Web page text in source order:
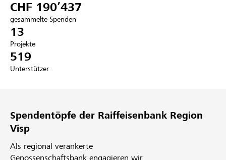
Anmelden
Registrieren
CHF 190’437
gesammelte Spenden
13
Projekte
519
Unterstützer
Spendentöpfe der Raiffeisenbank Region
Visp
Als regional verankerte
Genossenschaftsbank engagieren wir